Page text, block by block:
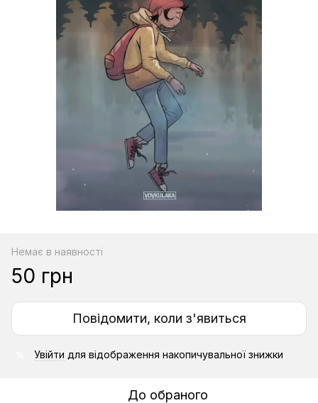
Немає в наявності
50 грн
Повідомити, коли з'явиться
Увійти для відображення накопичувальної знижки
До обраного